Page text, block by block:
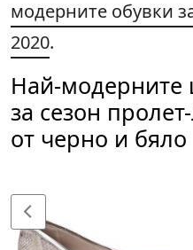
модерните обувки
2020.
Най-модерните
за сезон
от черно и бяло